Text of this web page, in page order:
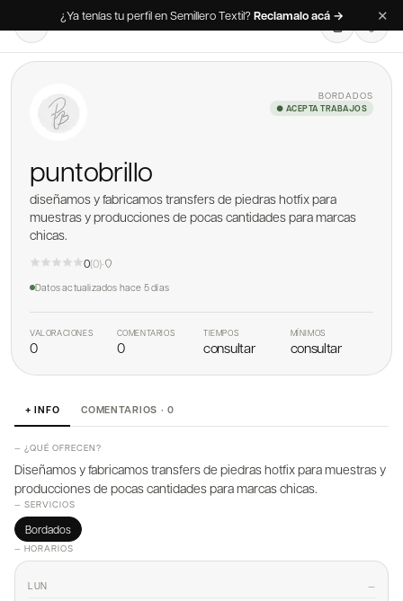
¿Ya tenías tu perfil en Semillero Textil? Reclamalo acá → ✕
BORDADOS
● ACEPTA TRABAJOS
puntobrillo
diseñamos y fabricamos transfers de piedras hotfix para
muestras y producciones de pocas cantidades para marcas
chicas.
0(0)·
Datos actualizados hace 5 días
VALORACIONES
0
COMENTARIOS
0
TIEMPOS
consultar
MÍNIMOS
consultar
+ INFO COMENTARIOS · 0
— ¿QUÉ OFRECEN?
Diseñamos y fabricamos transfers de piedras hotfix para muestras y
producciones de pocas cantidades para marcas chicas.
— SERVICIOS
Bordados
— HORARIOS
LUN —